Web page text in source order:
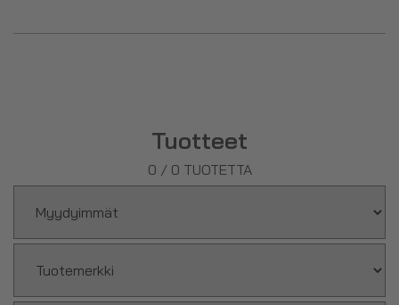
Tuotteet
0 / 0 TUOTETTA